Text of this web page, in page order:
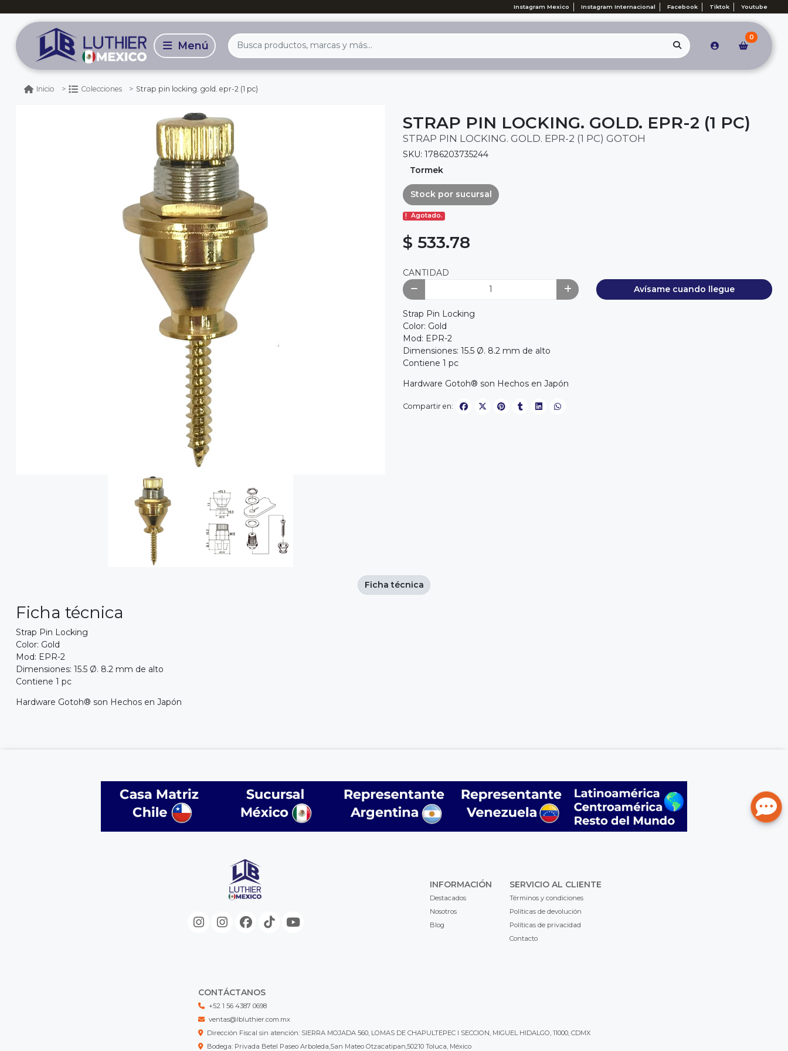
Instagram Mexico Instagram Internacional Facebook Tiktok Youtube
0
Inicio Colecciones Strap pin locking. gold. epr-2 (1 pc)
STRAP PIN LOCKING. GOLD. EPR-2 (1 PC)
STRAP PIN LOCKING. GOLD. EPR-2 (1 PC) GOTOH
SKU: 1786203735244
Tormek
Stock por sucursal
Agotado.
$ 533.78
CANTIDAD
Avísame cuando llegue
Strap Pin Locking
Color: Gold
Mod: EPR-2
Dimensiones: 15.5 Ø. 8.2 mm de alto
Contiene 1 pc
Hardware Gotoh® son Hechos en Japón
Compartir en:
Ficha técnica
Strap Pin Locking
Color: Gold
Mod: EPR-2
Dimensiones: 15.5 Ø. 8.2 mm de alto
Contiene 1 pc
Hardware Gotoh® son Hechos en Japón
Ficha técnica
INFORMACIÓN
Destacados
Nosotros
Blog
SERVICIO AL CLIENTE
Términos y condiciones
Políticas de devolución
Políticas de privacidad
Contacto
CONTÁCTANOS
+52 1 56 4387 0698
ventas@lbluthier.com.mx
Dirección Fiscal sin atención: SIERRA MOJADA 560, LOMAS DE CHAPULTEPEC I SECCION, MIGUEL HIDALGO, 11000, CDMX
Bodega: Privada Betel Paseo Arboleda,San Mateo Otzacatipan,50210 Toluca, México